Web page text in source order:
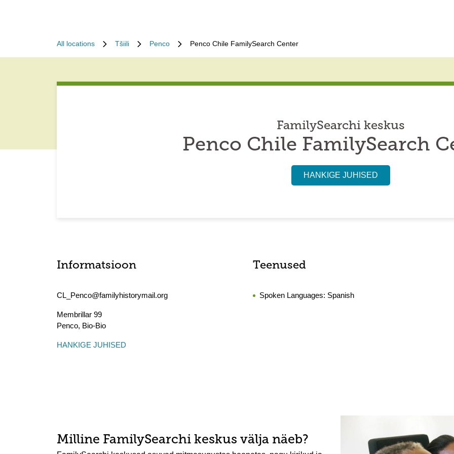
All locations Tšiili Penco Penco Chile FamilySearch Center
FamilySearchi keskus
Penco Chile FamilySearch
HANKIGE JUHISED
Informatsioon
CL_Penco@familyhistorymail.org
Membrillar 99
Penco, Bio-Bio
HANKIGE JUHISED
Teenused
Spoken Languages: Spanish
Milline FamilySearchi keskus välja näeb?